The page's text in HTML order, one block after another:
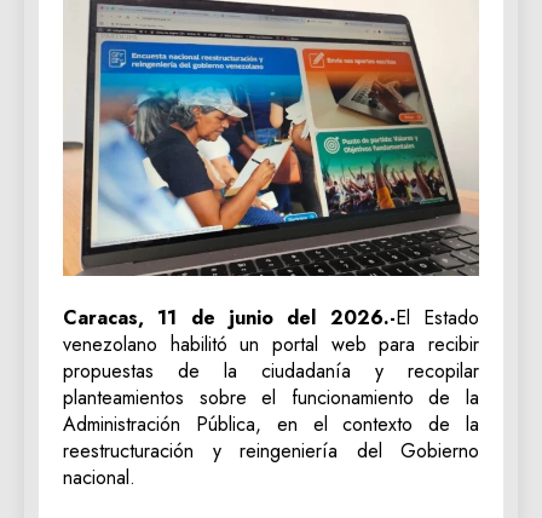
Caracas, 11 de junio del 2026.-El Estado
venezolano habilitó un portal web para recibir
propuestas de la ciudadanía y recopilar
planteamientos sobre el funcionamiento de la
Administración Pública, en el contexto de la
reestructuración y reingeniería del Gobierno
nacional.